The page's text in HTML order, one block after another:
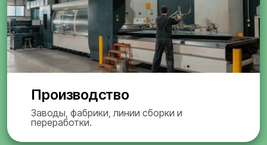
Производство
Заводы, фабрики, линии сборки и
переработки.